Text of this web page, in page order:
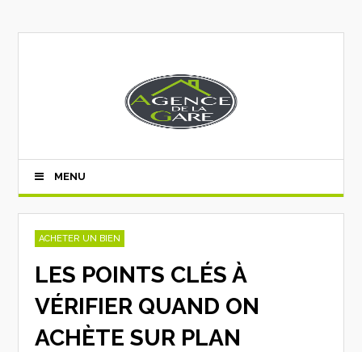
MENU
ACHETER UN BIEN
LES POINTS CLÉS À
VÉRIFIER QUAND ON
ACHÈTE SUR PLAN